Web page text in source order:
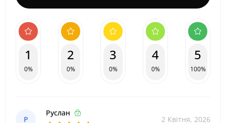
1
0%
2
0%
3
0%
4
0%
5
100%
Р
Руслан
2 Квітня, 2026